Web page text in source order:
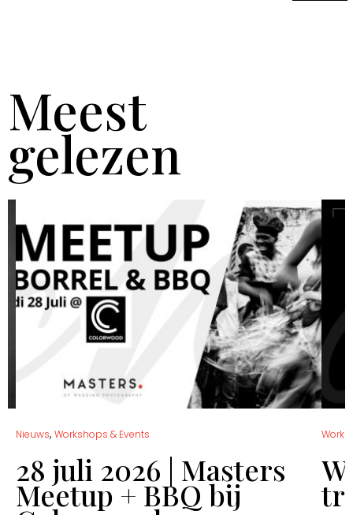
Meest
gelezen
Nieuws, Workshops & Events
28 juli 2026 | Masters
Meetup + BBQ bij